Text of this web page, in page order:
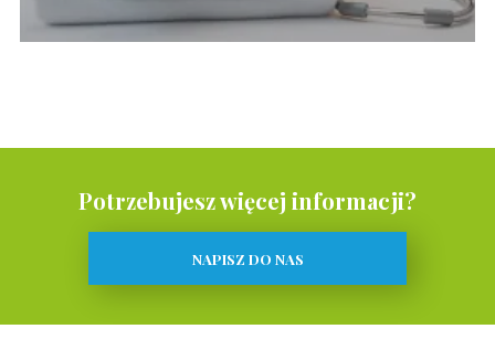
Potrzebujesz więcej informacji?
NAPISZ DO NAS